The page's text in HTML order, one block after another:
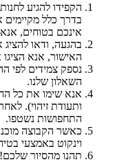
בדרך כלל מקיימים
אינכם בטוחים,
בהגעה, ודאו
האישור, אנא הציגו
נספק צמידים לפי
השאלון שלנו.
אנא שימו את כל
ותעודת זיהוי).
התחפושות נשטפו.
כאשר הקבוצה
וינקוט באמצעי
תהנו מהסיור שלכם!